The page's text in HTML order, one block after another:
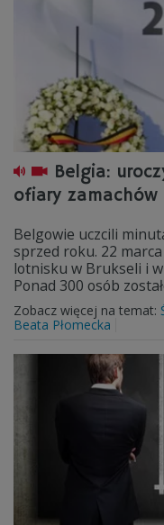
Belgia:
ofiary zamachów
Belgowie uczcili
sprzed roku. 22
lotnisku w Brukseli i
Ponad 300 osób
Zobacz więcej na temat:
Beata Płomecka